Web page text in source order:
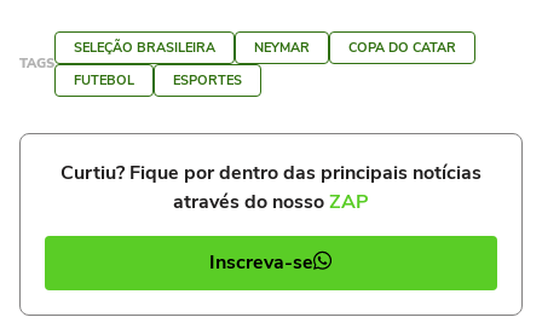
TAGS
SELEÇÃO BRASILEIRA NEYMAR
COPA DO CATAR
FUTEBOL
ESPORTES
Curtiu? Fique por dentro das principais notícias
através do nossoZAP
Inscreva-se